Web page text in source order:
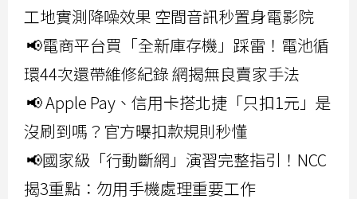
工地實測降噪效果 空間音訊秒置身電影院
📢電商平台買「全新庫存機」踩雷！電池循
環44次還帶維修紀錄 網揭無良賣家手法
📢 Apple Pay、信用卡搭北捷「只扣1元」是
沒刷到嗎？官方曝扣款規則秒懂
📢國家級「行動斷網」演習完整指引！NCC
揭3重點：勿用手機處理重要工作